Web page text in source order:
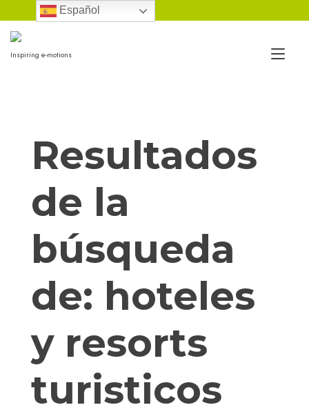
al
contenido
Inspiring e-motions
Resultados
de la
búsqueda
de: hoteles
y resorts
turisticos
Español